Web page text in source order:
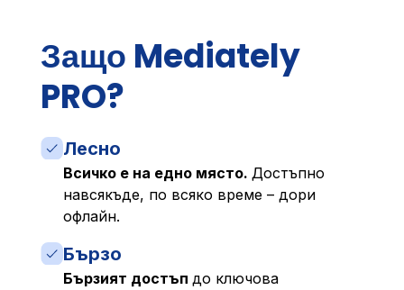
Защо Mediately
PRO?
Лесно
Всичко е на едно място. Достъпно
навсякъде, по всяко време – дори
офлайн.
Бързо
Бързият достъп до ключова